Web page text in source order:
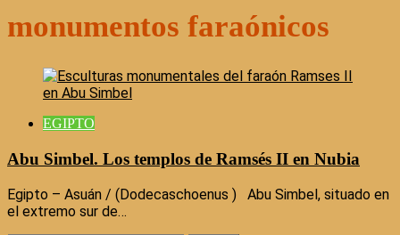
monumentos faraónicos
EGIPTO
Abu Simbel. Los templos de Ramsés II en Nubia
Egipto – Asuán / (Dodecaschoenus ) Abu Simbel, situado en
el extremo sur de…